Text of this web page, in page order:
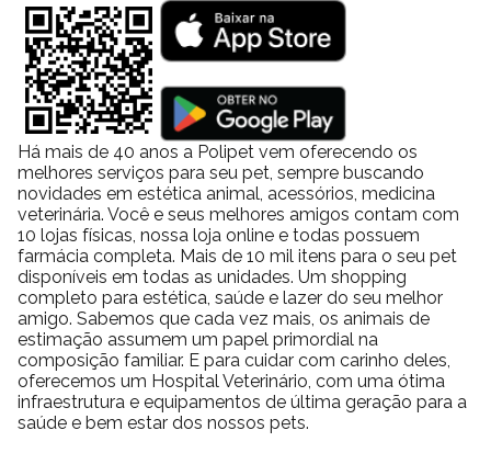
Há mais de 40 anos a Polipet vem oferecendo os
melhores serviços para seu pet, sempre buscando
novidades em estética animal, acessórios, medicina
veterinária. Você e seus melhores amigos contam com
10 lojas físicas, nossa loja online e todas possuem
farmácia completa. Mais de 10 mil itens para o seu pet
disponíveis em todas as unidades. Um shopping
completo para estética, saúde e lazer do seu melhor
amigo. Sabemos que cada vez mais, os animais de
estimação assumem um papel primordial na
composição familiar. E para cuidar com carinho deles,
oferecemos um Hospital Veterinário, com uma ótima
infraestrutura e equipamentos de última geração para a
saúde e bem estar dos nossos pets.